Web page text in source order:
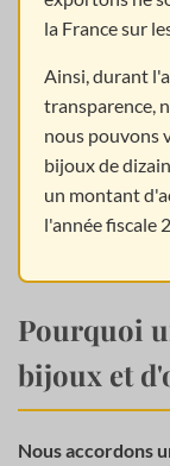
la France sur
Ainsi, durant
transparence,
nous pouvons
bijoux de
un montant
l'année fiscale
Pourquoi
bijoux et
Nous accordons